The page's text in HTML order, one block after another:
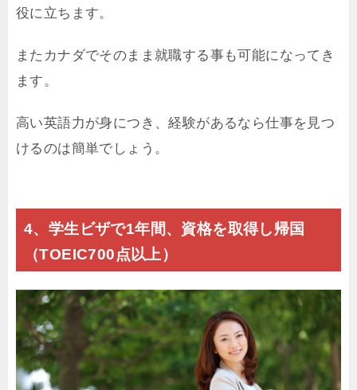
役に立ちます。
またカナダでそのまま就職する事も可能になってき
ます。
高い英語力が身につき、経験があるなら仕事を見つ
けるのは簡単でしょう。
4、学生ビザで1年間、資格を取得し帰国
（TOEIC700点以上）